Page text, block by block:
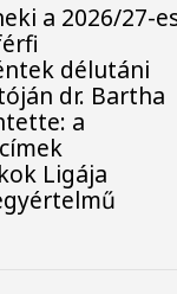
a 2026/27-
délutáni
dr. Bartha
a
Ligája